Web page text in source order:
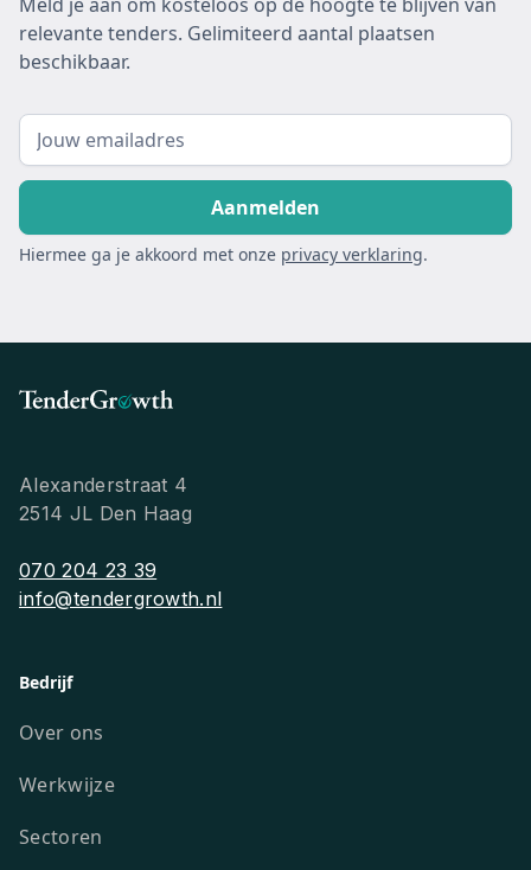
relevante tenders. Gelimiteerd aantal plaatsen
beschikbaar.
Hiermee ga je akkoord met onze privacy verklaring.
Alexanderstraat 4
2514 JL Den Haag
070 204 23 39
info@tendergrowth.nl
Bedrijf
Over ons
Werkwijze
Sectoren